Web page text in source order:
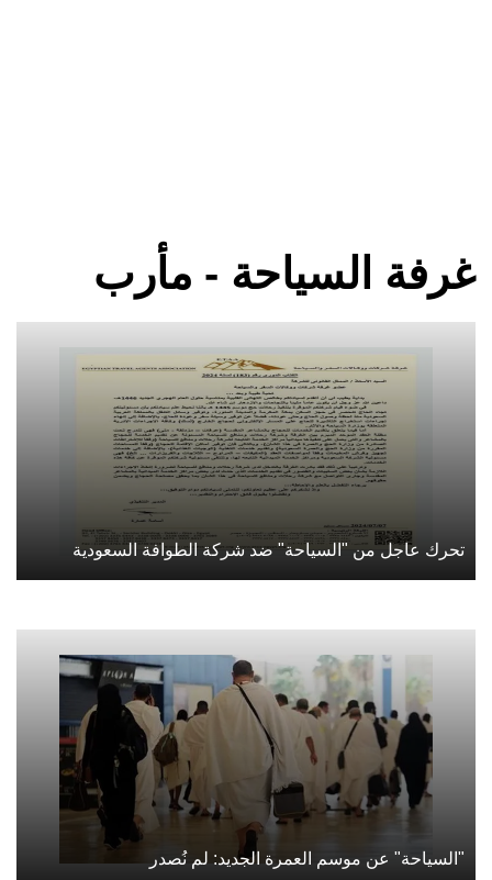
غرفة السياحة - مأرب
تحرك عاجل من "السياحة" ضد شركة الطوافة السعودية
"السياحة" عن موسم العمرة الجديد: لم نُصدر